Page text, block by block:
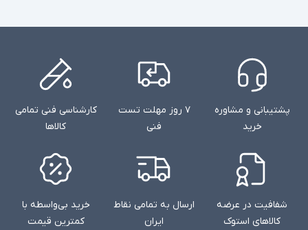
پشتیبانی و مشاوره
خرید
۷ روز مهلت تست
فنی
کارشناسی فنی تمامی
کالاها
شفافیت در عرضه
کالاهای استوک
ارسال به تمامی نقاط
ایران
خرید بی‌واسطه با
کمترین قیمت